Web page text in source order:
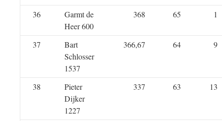
36
Garmt de
Heer 600
368 65 1
37
Bart
Schlosser
1537
366,67 64 9
38
Pieter
Dijker
1227
337 63 13